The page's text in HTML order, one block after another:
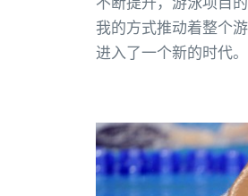
我的方式推动着整个
进入了一个新的时代。